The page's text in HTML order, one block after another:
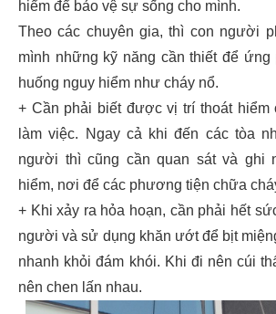
hiểm để bảo vệ sự sống cho mình.
Theo các chuyên gia, thì con người
mình những kỹ năng cần thiết để ứng
huống nguy hiểm như cháy nổ.
+ Cần phải biết được vị trí thoát
làm việc. Ngay cả khi đến các tòa
người thì cũng cần quan sát và ghi
hiểm, nơi để các phương tiện chữa
+ Khi xảy ra hỏa hoạn, cần phải hết
người và sử dụng khăn ướt để bịt
nhanh khỏi đám khói. Khi đi nên cúi
nên chen lấn nhau.